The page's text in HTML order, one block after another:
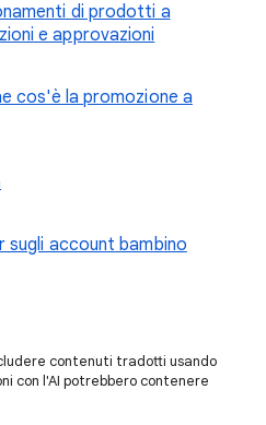
di prodotti a
e approvazioni
cos'è la promozione a
account bambino
contenuti tradotti usando
con l'AI potrebbero contenere